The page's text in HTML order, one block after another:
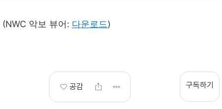
(NWC 악보 뷰어: 다운로드)
공감 구독하기